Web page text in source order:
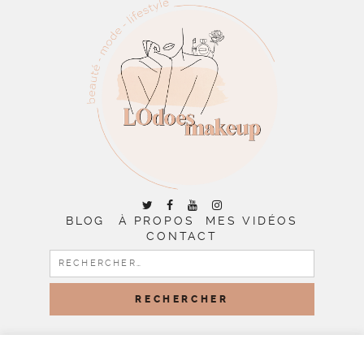
BLOG À PROPOS
MES VIDÉOS
CONTACT
RECHERCHER :